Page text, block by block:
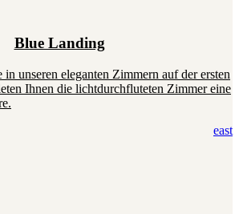
Blue Landing
unseren eleganten Zimmern auf der ersten
Ihnen die lichtdurchfluteten Zimmer eine
east